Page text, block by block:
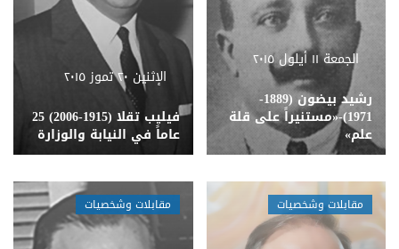
الجمعة ١١ أيلول ٢٠١٥
رشيد بيضون (1889-
1971)-«مستنيراً على قلة
علم»
الإثنين ٢٠ تموز ٢٠١٥
فيليب تقلا (1915-2006) 25
عاماً في النيابة والوزارة
مقابلات وشخصيات مقابلات وشخصيات